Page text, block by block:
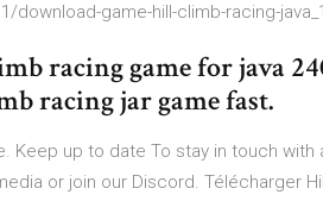
game-hill-climb-racing-
racing game for java
racing jar game fast.
Keep up to date To stay in touch with
or join our Discord. Télécharger